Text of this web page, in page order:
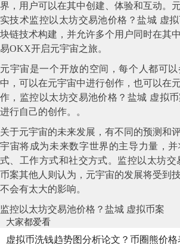
界，用户可以在其中创建、体验和互动。
实技术监控以太坊交易池价格？盐城 虚
块链技术构建，并允许多个用户同时在其
易OKX开启元宇宙之旅。
元宇宙是一个开放的空间，每个人都可
中，可以在元宇宙中进行创作，也可以在
作，监控以太坊交易池价格？盐城 虚拟
进行自己的创作。。
关于元宇宙的未来发展，有不同的预测和
宇宙将成为未来数字世界的主导力量，
式、工作方式和社交方式。监控以太坊交
币案其他人则认为，元宇宙的发展将受到
不会有太大的影响。
监控以太坊交易池价格？盐城 虚拟币案
大家都爱看
虚拟币洗钱趋势图分析论文？币圈熊价格